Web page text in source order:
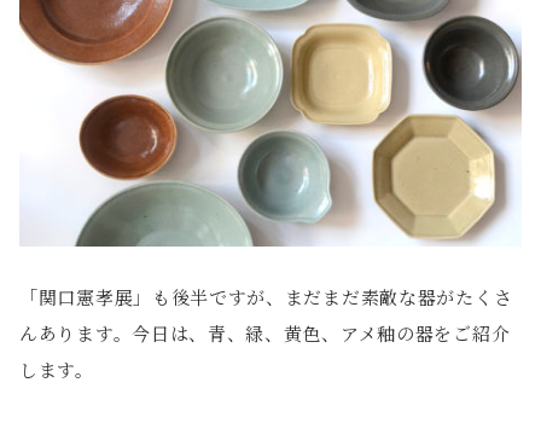
「関口憲孝展」も後半ですが、まだまだ素敵な器がたくさ
んあります。今日は、青、緑、黄色、アメ釉の器をご紹介
します。